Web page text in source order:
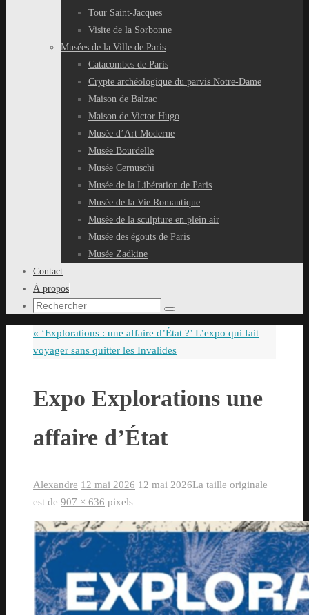
Tour Saint-Jacques
Visite de la Sorbonne
Musées de la Ville de Paris
Catacombes de Paris
Crypte archéologique du parvis Notre-Dame
Maison de Balzac
Maison de Victor Hugo
Musée d’Art Moderne
Musée Bourdelle
Musée Cernuschi
Musée de la Libération de Paris
Musée de la Vie Romantique
Musée de la sculpture en plein air
Musée des égouts de Paris
Musée Zadkine
Contact
À propos
Recherche
:
Rechercher
« ‘Explorations : une affaire d’État ?’ L’expo qui fait
voyager sans quitter les Invalides
Expo Explorations une
affaire d’État
Alexandre 12 mai 2026 12 mai 2026La taille originale
est de 907 × 636 pixels